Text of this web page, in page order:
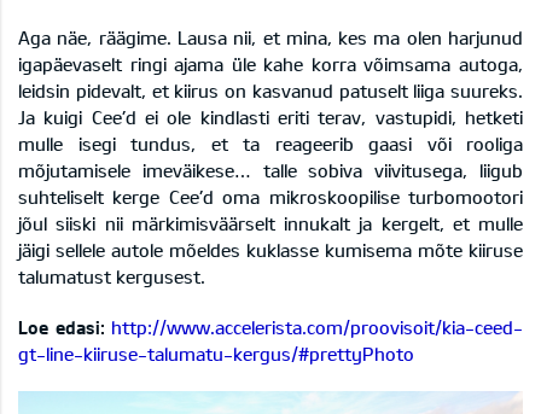
Aga näe, räägime. Lausa nii, et mina, kes ma olen harjunud
igapäevaselt ringi ajama üle kahe korra võimsama autoga,
leidsin pidevalt, et kiirus on kasvanud patuselt liiga suureks.
Ja kuigi Cee’d ei ole kindlasti eriti terav, vastupidi, hetketi
mulle isegi tundus, et ta reageerib gaasi või rooliga
mõjutamisele imeväikese… talle sobiva viivitusega, liigub
suhteliselt kerge Cee’d oma mikroskoopilise turbomootori
jõul siiski nii märkimisväärselt innukalt ja kergelt, et mulle
jäigi sellele autole mõeldes kuklasse kumisema mõte kiiruse
talumatust kergusest.
Loe edasi: http://www.accelerista.com/proovisoit/kia-ceed-
gt-line-kiiruse-talumatu-kergus/#prettyPhoto